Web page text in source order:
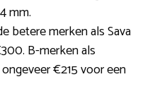
mm.
betere merken als Sava
B-merken als
€215 voor een